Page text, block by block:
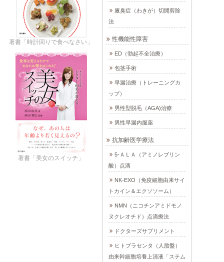
腋臭症（わきが）切開剪除
法
性機能性障害
ED（勃起不全治療）
包茎手術
早漏治療（トレーニングカ
ップ）
男性型脱毛（AGA)治療
男性早漏内服薬
抗加齢医学療法
5-ＡＬＡ（アミノレブリン
酸）点滴
NK-EXO（免疫細胞由来サイ
トカイン＆エクソソーム）
NMN（ニコチンアミドモノ
ヌクレオチド）点滴療法
ドクターズサプリメント
ヒトプラセンタ（人胎盤）
由来幹細胞培養上清液「ステム
著書「時計回りで食べなさい」
著書「美女のスイッチ」